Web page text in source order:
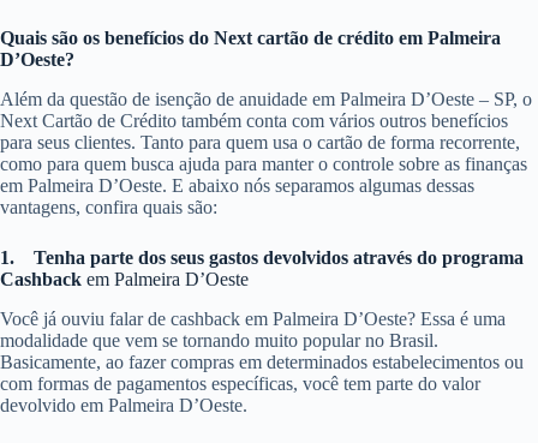
Quais são os benefícios do Next cartão de crédito em Palmeira
D’Oeste?
Além da questão de isenção de anuidade em Palmeira D’Oeste – SP, o
Next Cartão de Crédito também conta com vários outros benefícios
para seus clientes. Tanto para quem usa o cartão de forma recorrente,
como para quem busca ajuda para manter o controle sobre as finanças
em Palmeira D’Oeste. E abaixo nós separamos algumas dessas
vantagens, confira quais são:
1.
Tenha parte dos seus gastos devolvidos através do programa
Cashback em Palmeira D’Oeste
Você já ouviu falar de cashback em Palmeira D’Oeste? Essa é uma
modalidade que vem se tornando muito popular no Brasil.
Basicamente, ao fazer compras em determinados estabelecimentos ou
com formas de pagamentos específicas, você tem parte do valor
devolvido em Palmeira D’Oeste.